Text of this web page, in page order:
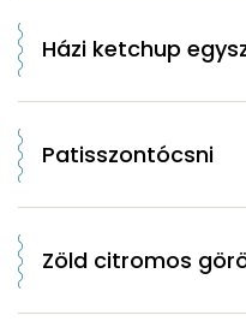
Házi ketchup
Patisszontócsni
Zöld citromos